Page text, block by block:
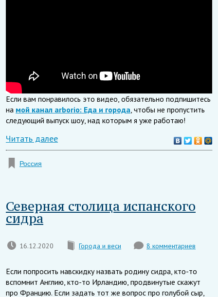
Если вам понравилось это видео, обязательно подпишитесь
на мой канал arborio: Еда и города , чтобы не пропустить
следующий выпуск шоу, над которым я уже работаю!
Читать далее
Россия
Северная столица испанского
сидра
16.12.2020 Города и веси 8 комментариев
Если попросить навскидку назвать родину сидра, кто-то
вспомнит Англию, кто-то Ирландию, продвинутые скажут
про Францию. Если задать тот же вопрос про голубой сыр,